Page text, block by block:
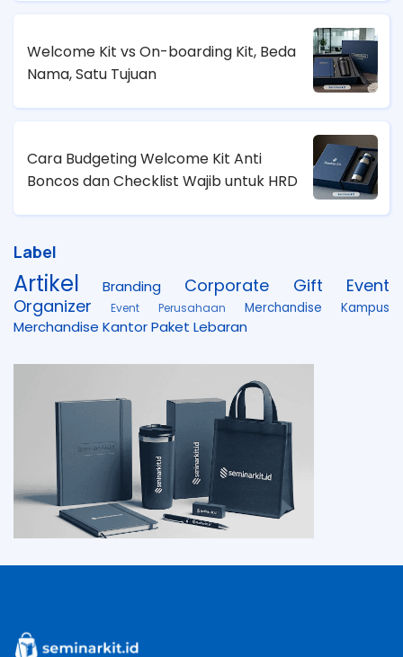
Welcome Kit vs On-boarding Kit, Beda
Nama, Satu Tujuan
Cara Budgeting Welcome Kit Anti
Boncos dan Checklist Wajib untuk HRD
Label
Artikel Branding Corporate Gift
Event
Organizer
Event Perusahaan Merchandise Kampus
Merchandise KantorPaket Lebaran